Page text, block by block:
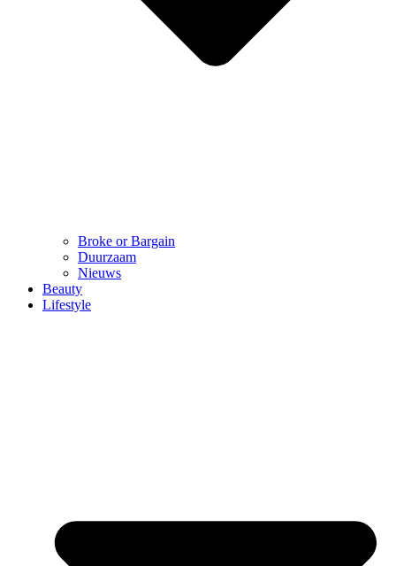
Broke or Bargain
Duurzaam
Nieuws
Beauty
Lifestyle